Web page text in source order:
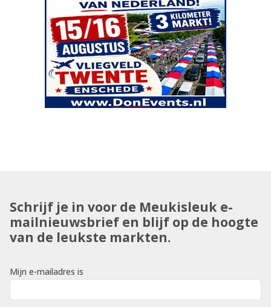
Schrijf je in voor de Meukisleuk e-
mailnieuwsbrief en blijf op de hoogte
van de leukste markten.
Mijn e-mailadres is